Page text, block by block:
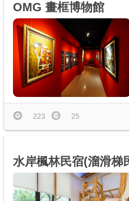
OMG 畫框博物館
223 25
水岸楓林民宿(溜滑梯